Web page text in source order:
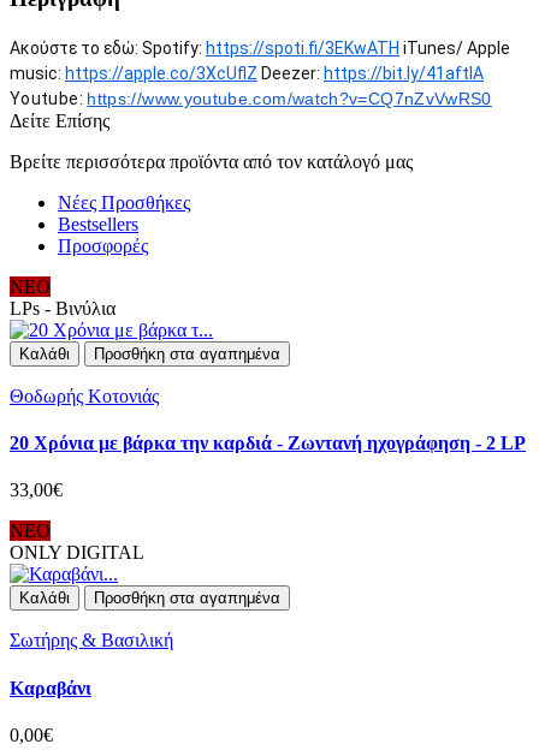
Ακούστε το εδώ: Spotify: https://spoti.fi/3EKwATH iTunes/ Apple
music: https://apple.co/3XcUflZ Deezer: https://bit.ly/41aftlA
Youtube: https://www.youtube.com/watch?v=CQ7nZvVwRS0
Δείτε Επίσης
Βρείτε περισσότερα προϊόντα από τον κατάλογό μας
Νέες Προσθήκες
Bestsellers
Προσφορές
ΝΕΟ
LPs - Βινύλια
Καλάθι Προσθήκη στα αγαπημένα
Θοδωρής Κοτονιάς
20 Χρόνια με βάρκα την καρδιά - Ζωντανή ηχογράφηση - 2 LP
33,00€
ΝΕΟ
ONLY DIGITAL
Καλάθι Προσθήκη στα αγαπημένα
Σωτήρης & Βασιλική
Καραβάνι
0,00€